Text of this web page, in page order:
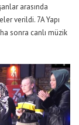
arasında
verildi. 7A Yapı
sonra canlı müzik